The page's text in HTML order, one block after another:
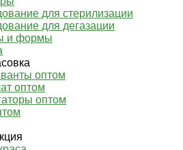
для стерилизации
для дегазации
и формы
оптом
оптом
оптом